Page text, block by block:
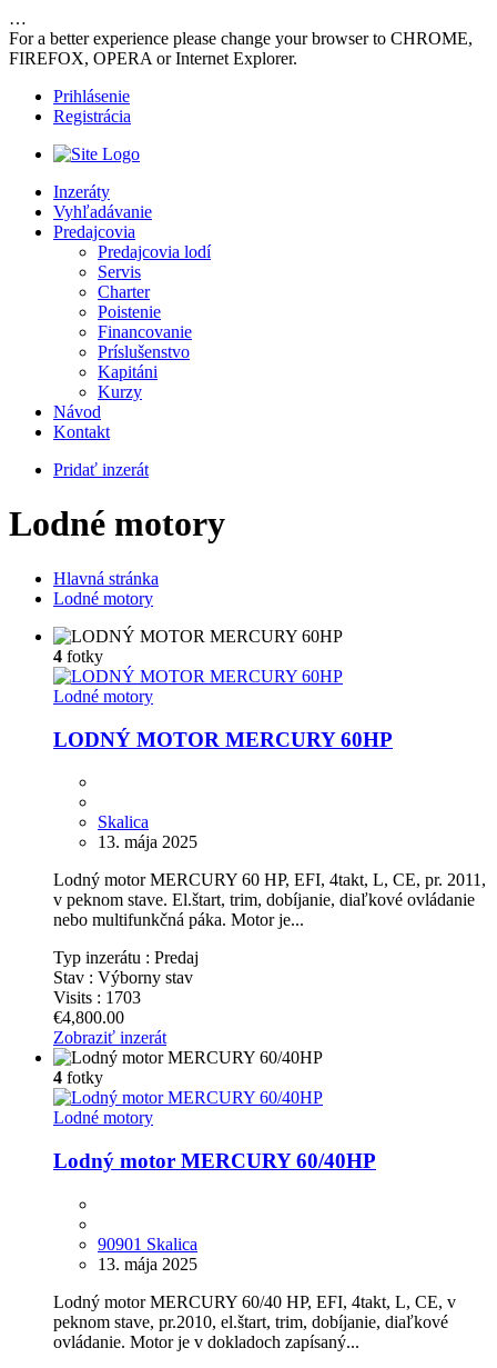
…
For a better experience please change your browser to CHROME,
FIREFOX, OPERA or Internet Explorer.
Prihlásenie
Registrácia
Inzeráty
Vyhľadávanie
Predajcovia
Predajcovia lodí
Servis
Charter
Poistenie
Financovanie
Príslušenstvo
Kapitáni
Kurzy
Návod
Kontakt
Pridať inzerát
Lodné motory
Hlavná stránka
Lodné motory
4 fotky
Lodné motory
LODNÝ MOTOR MERCURY 60HP
Skalica
13. mája 2025
Lodný motor MERCURY 60 HP, EFI, 4takt, L, CE, pr. 2011,
v peknom stave. El.štart, trim, dobíjanie, diaľkové ovládanie
nebo multifunkčná páka. Motor je...
Typ inzerátu : Predaj
Stav : Výborny stav
Visits : 1703
€4,800.00
Zobraziť inzerát
4 fotky
Lodné motory
Lodný motor MERCURY 60/40HP
90901 Skalica
13. mája 2025
Lodný motor MERCURY 60/40 HP, EFI, 4takt, L, CE, v
peknom stave, pr.2010, el.štart, trim, dobíjanie, diaľkové
ovládanie. Motor je v dokladoch zapísaný...